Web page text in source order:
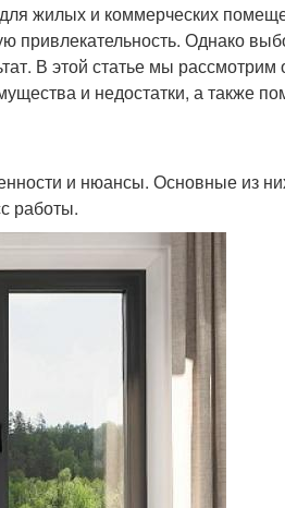
жилых и коммерческих
привлекательность. Однако
В этой статье мы рассмотрим
и недостатки, а также
и нюансы. Основные из
работы.